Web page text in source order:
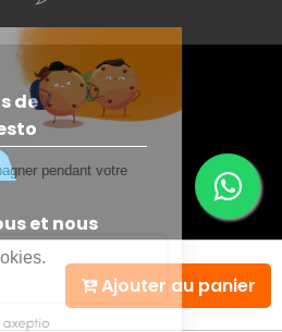
Ajouter au panier
de
et nous
?